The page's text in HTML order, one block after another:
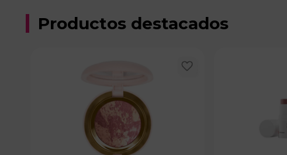
Productos destacados